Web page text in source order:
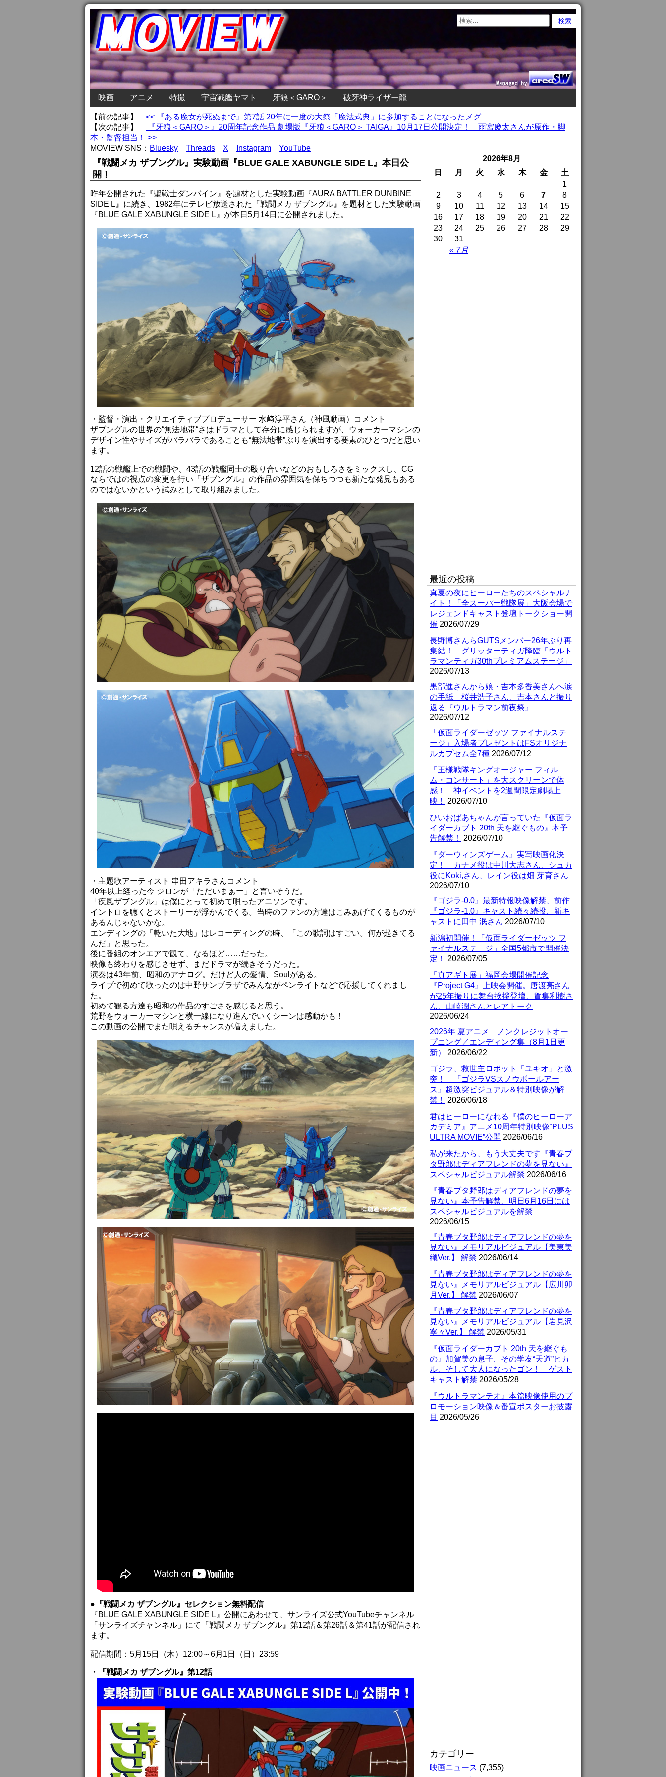
映画 アニメ 特撮 宇宙戦艦ヤマト 牙狼＜GARO＞ 破牙神ライザー龍
【前の記事】 << 『ある魔女が死ぬまで』第7話 20年に一度の大祭「魔法式典」に参加することになったメグ
【次の記事】
『牙狼＜GARO＞』20周年記念作品 劇場版『牙狼＜GARO＞ TAIGA』10月17日公開決定！ 雨宮慶太さんが原作・脚
本・監督担当！ >>
MOVIEW SNS： Bluesky Threads X Instagram YouTube
『戦闘メカ ザブングル』実験動画『BLUE GALE XABUNGLE SIDE L』本日公
開！
昨年公開された『聖戦士ダンバイン』を題材とした実験動画『AURA BATTLER DUNBINE
SIDE L』に続き、1982年にテレビ放送された『戦闘メカ ザブングル』を題材とした実験動画
『BLUE GALE XABUNGLE SIDE L』が本日5月14日に公開されました。
・監督・演出・クリエイティブプロデューサー 水﨑淳平さん（神風動画）コメント
ザブングルの世界の“無法地帯“さはドラマとして存分に感じられますが、ウォーカーマシンの
デザイン性やサイズがバラバラであることも“無法地帯”ぶりを演出する要素のひとつだと思い
ます。
12話の戦艦上での戦闘や、43話の戦艦同士の殴り合いなどのおもしろさをミックスし、CG
ならではの視点の変更を行い『ザブングル』の作品の雰囲気を保ちつつも新たな発見もある
のではないかという試みとして取り組みました。
・主題歌アーティスト 串田アキラさんコメント
40年以上経った今 ジロンが「ただいまぁー」と言いそうだ。
「疾風ザブングル」は僕にとって初めて唄ったアニソンです。
イントロを聴くとストーリーが浮かんでくる。当時のファンの方達はこみあげてくるものが
あるんじゃないかな。
エンディングの「乾いた大地」はレコーディングの時、「この歌詞はすごい。何が起きてる
んだ」と思った。
後に番組のオンエアで観て、なるほど……だった。
映像も終わりを感じさせず、まだドラマが続きそうだった。
演奏は43年前、昭和のアナログ。だけど人の愛情、Soulがある。
ライブで初めて歌ったのは中野サンブラザでみんながペンライトなどで応援してくれまし
た。
初めて観る方達も昭和の作品のすごさを感じると思う。
荒野をウォーカーマシンと横一線になり進んでいくシーンは感動かも！
この動画の公開でまた唄えるチャンスが増えました。
●『戦闘メカ ザブングル』セレクション無料配信
『BLUE GALE XABUNGLE SIDE L』公開にあわせて、サンライズ公式YouTubeチャンネル
「サンライズチャンネル」にて『戦闘メカ ザブングル』第12話＆第26話＆第41話が配信され
ます。
配信期間：5月15日（木）12:00～6月1日（日）23:59
・『戦闘メカ ザブングル』第12話
2026年8月
日
月 火 水 木 金 土
« 7月
1
2
3 4 5 6 7
8
9
10 11 12 13 14
15
16
17 18 19 20 21
22
23
24 25 26 27 28
29
30
31
最近の投稿
真夏の夜にヒーローたちのスペシャルナ
イト！「全スーパー戦隊展」大阪会場で
レジェンドキャスト登壇トークショー開
催 2026/07/29
長野博さんらGUTSメンバー26年ぶり再
集結！ グリッターティガ降臨「ウルト
ラマンティガ30thプレミアムステージ」
2026/07/13
黒部進さんから娘・吉本多香美さんへ涙
の手紙 桜井浩子さん、吉本さんと振り
返る『ウルトラマン前夜祭』
2026/07/12
「仮面ライダーゼッツ ファイナルステ
ージ」入場者プレゼントはFSオリジナ
ルカプセム全7種 2026/07/12
「王様戦隊キングオージャー フィル
ム・コンサート」を大スクリーンで体
感！ 神イベントを2週間限定劇場上
映！
2026/07/10
ひいおばあちゃんが言っていた『仮面ラ
イダーカブト 20th 天を継ぐもの』本予
告解禁！
2026/07/10
『ダーウィンズゲーム』実写映画化決
定！ カナメ役は中川大志さん、シュカ
役にKōki,さん、レイン役は畑 芽育さん
2026/07/10
『ゴジラ-0.0』最新特報映像解禁、前作
『ゴジラ-1.0』キャスト続々続投、新キ
ャストに田中 泯さん 2026/07/10
新潟初開催！「仮面ライダーゼッツ フ
ァイナルステージ」全国5都市で開催決
定！
2026/07/05
「真アギト展」福岡会場開催記念
『Project G4』上映会開催。唐渡亮さん
が25年振りに舞台挨拶登壇、賀集利樹さ
ん、山崎潤さんとレアトーク
2026/06/24
2026年 夏アニメ ノンクレジットオー
プニング／エンディング集（8月1日更
新）
2026/06/22
ゴジラ、救世主ロボット「ユキオ」と激
突！ 『ゴジラVSスノウボールアー
ス』超激突ビジュアル＆特別映像が解
禁！
2026/06/18
君はヒーローになれる『僕のヒーローア
カデミア』アニメ10周年特別映像“PLUS
ULTRA MOVIE”公開 2026/06/16
私が来たから、もう大丈夫です『青春ブ
タ野郎はディアフレンドの夢を見ない』
スペシャルビジュアル解禁 2026/06/16
『青春ブタ野郎はディアフレンドの夢を
見ない』本予告解禁、明日6月16日には
スペシャルビジュアルを解禁
2026/06/15
『青春ブタ野郎はディアフレンドの夢を
見ない』メモリアルビジュアル【美東美
織Ver.】 解禁 2026/06/14
『青春ブタ野郎はディアフレンドの夢を
見ない』メモリアルビジュアル【広川卯
月Ver.】 解禁 2026/06/07
『青春ブタ野郎はディアフレンドの夢を
見ない』メモリアルビジュアル【岩見沢
寧々Ver.】 解禁 2026/05/31
『仮面ライダーカブト 20th 天を継ぐも
の』加賀美の息子、その学友“天道”ヒカ
ル、そして大人になったゴン！ ゲスト
キャスト解禁 2026/05/28
『ウルトラマンテオ』本篇映像使用のプ
ロモーション映像＆番宣ポスターお披露
目 2026/05/26
カテゴリー
映画ニュース (7,355)